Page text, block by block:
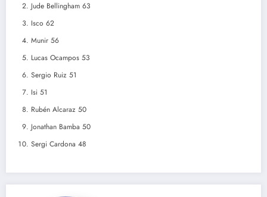
Jude Bellingham 63
Isco 62
Munir 56
Lucas Ocampos 53
Sergio Ruiz 51
Isi 51
Rubén Alcaraz 50
Jonathan Bamba 50
Sergi Cardona 48